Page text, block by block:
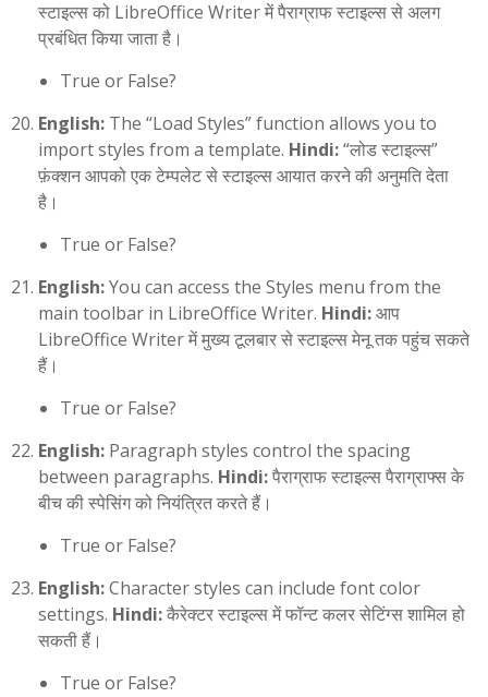
स्टाइल्स को LibreOffice Writer में पैराग्राफ स्टाइल्स से अलग
प्रबंधित किया जाता है।
True or False?
English: The “Load Styles” function allows you to
import styles from a template. Hindi:“लोड स्टाइल्स”
फ़ंक्शन आपको एक टेम्पलेट से स्टाइल्स आयात करने की अनुमति देता
है।
True or False?
English:You can access the Styles menu from the
main toolbar in LibreOffice Writer. Hindi:आप
LibreOffice Writer में मुख्य टूलबार से स्टाइल्स मेनू तक पहुंच सकते
हैं।
True or False?
English: Paragraph styles control the spacing
between paragraphs. Hindi:पैराग्राफ स्टाइल्स पैराग्राफ्स के
बीच की स्पेसिंग को नियंत्रित करते हैं।
True or False?
English:Character styles can include font color
settings. Hindi:कैरेक्टर स्टाइल्स में फॉन्ट कलर सेटिंग्स शामिल हो
सकती हैं।
True or False?